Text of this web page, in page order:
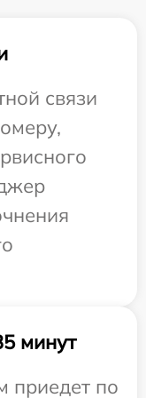
связи
минут
приедет по